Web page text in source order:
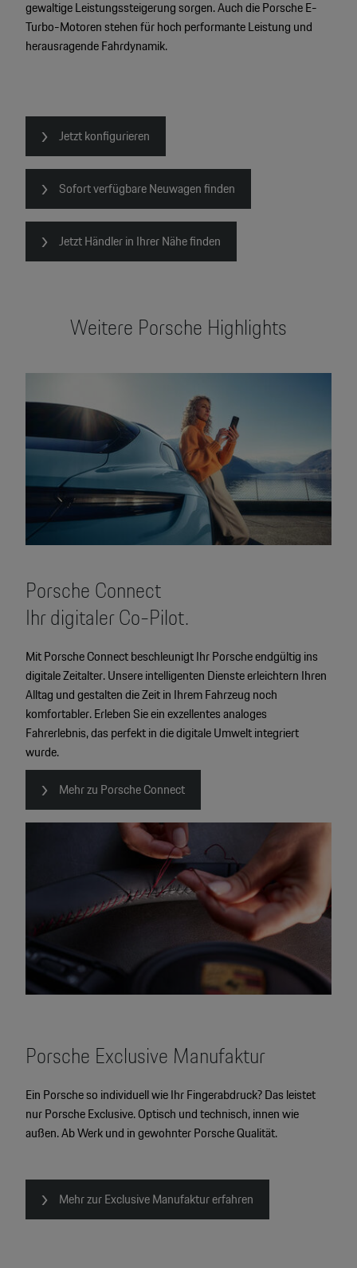
gewaltige Leistungssteigerung sorgen. Auch die Porsche E-
Turbo-Motoren stehen für hoch performante Leistung und
herausragende Fahrdynamik.
Jetzt konfigurieren
Sofort verfügbare Neuwagen finden
Jetzt Händler in Ihrer Nähe finden
Weitere Porsche Highlights
Porsche Connect
Ihr digitaler Co-Pilot.
Mit Porsche Connect beschleunigt Ihr Porsche endgültig ins
digitale Zeitalter. Unsere intelligenten Dienste erleichtern Ihren
Alltag und gestalten die Zeit in Ihrem Fahrzeug noch
komfortabler. Erleben Sie ein exzellentes analoges
Fahrerlebnis, das perfekt in die digitale Umwelt integriert
wurde.
Mehr zu Porsche Connect
Porsche Exclusive Manufaktur
Ein Porsche so individuell wie Ihr Fingerabdruck? Das leistet
nur Porsche Exclusive. Optisch und technisch, innen wie
außen. Ab Werk und in gewohnter Porsche Qualität.
Mehr zur Exclusive Manufaktur erfahren
2